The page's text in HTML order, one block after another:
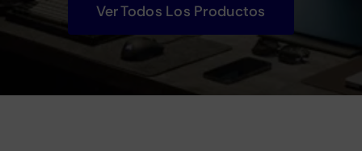
Ver Todos Los Productos